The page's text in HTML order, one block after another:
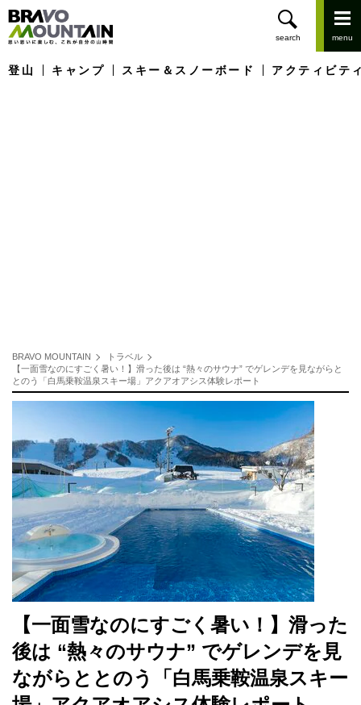
登山 キャンプ スキー＆スノーボード アクティビテ
BRAVO MOUNTAIN
トラベル
【一面雪なのにすごく暑い！】滑った後は “熱々のサウナ” でゲレンデを見ながらと
とのう「白馬乗鞍温泉スキー場」アクアオアシス体験レポート
【一面雪なのにすごく暑い！】滑った
後は “熱々のサウナ” でゲレンデを見
ながらととのう「白馬乗鞍温泉スキー